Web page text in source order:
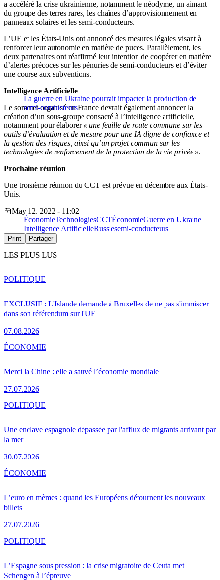
a accéléré la crise ukrainienne, notamment le néodyme, un aimant
du groupe des terres rares, les chaînes d’approvisionnement en
panneaux solaires et les semi-conducteurs.
L’UE et les États-Unis ont annoncé des mesures légales visant à
renforcer leur autonomie en matière de puces. Parallèlement, les
deux partenaires ont réaffirmé leur intention de coopérer en matière
d’alertes précoces sur les pénuries de semi-conducteurs et d’éviter
une course aux subventions.
La guerre en Ukraine pourrait impacter la production de
semi-conducteurs
Intelligence Artificielle
Le sommet organisé en France devrait également annoncer la
création d’un sous-groupe consacré à l’intelligence artificielle,
notamment pour élaborer « une feuille de route commune sur les
outils d’évaluation et de mesure pour une IA digne de confiance et
la gestion des risques, ainsi qu’un projet commun sur les
technologies de renforcement de la protection de la vie privée ».
Prochaine réunion
Une troisième réunion du CCT est prévue en décembre aux États-
Unis.
May 12, 2022 - 11:02
ÉconomieTechnologiesCCTÉconomieGuerre en Ukraine
Intelligence ArtificielleRussiesemi-conducteurs
Print Partager
LES PLUS LUS
EXCLUSIF : L'Islande demande à Bruxelles de ne pas s'immiscer
dans son référendum sur l'UE
07.08.2026
POLITIQUE
Merci la Chine : elle a sauvé l’économie mondiale
27.07.2026
ÉCONOMIE
Une enclave espagnole dépassée par l'afflux de migrants arrivant par
la mer
30.07.2026
POLITIQUE
L’euro en mèmes : quand les Européens détournent les nouveaux
billets
27.07.2026
ÉCONOMIE
L’Espagne sous pression : la crise migratoire de Ceuta met
Schengen à l’épreuve
POLITIQUE